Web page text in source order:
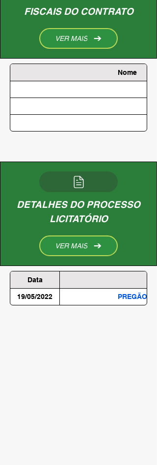
FISCAIS DO CONTRATO
VER MAIS
Nome
DETALHES DO PROCESSO
LICITATÓRIO
VER MAIS
Data
19/05/2022 PREGÃO